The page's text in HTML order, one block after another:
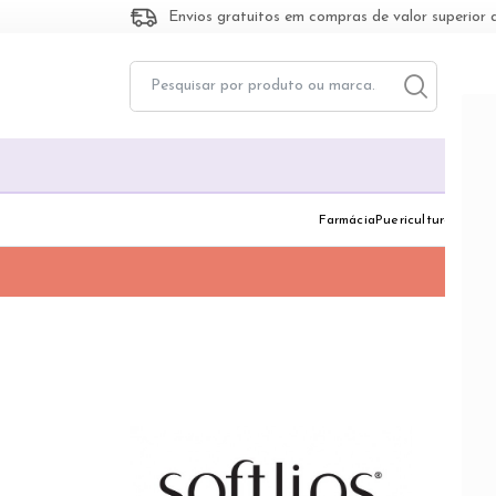
Envios gratuitos em compras de valor
FarmáciaToggle
Puericultura
A
com